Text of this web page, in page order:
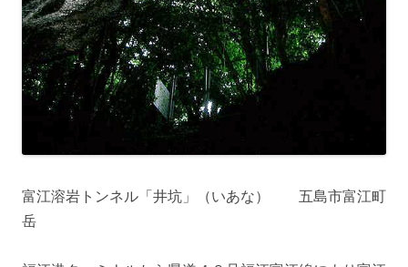
富江溶岩トンネル「井坑」（いあな） 五島市富江町
岳